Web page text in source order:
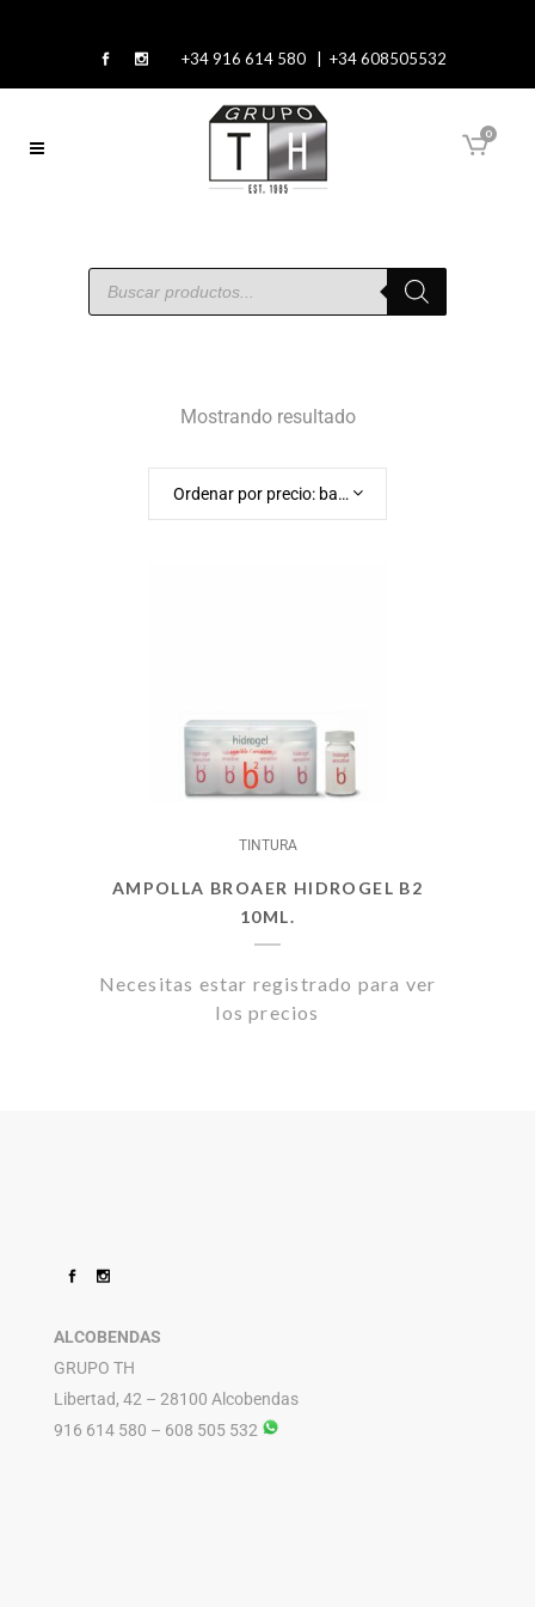
+34 916 614 580 | +34 608505532
0
Mostrando resultado
Ordenar por precio: bajo a alto
TINTURA
AMPOLLA BROAER HIDROGEL B2
10ML.
Necesitas estar registrado para ver
los precios
ALCOBENDAS
GRUPO TH
Libertad, 42 – 28100 Alcobendas
916 614 580 – 608 505 532